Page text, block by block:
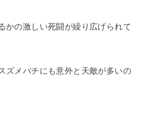
かの激しい死闘が繰り広げられて
ズメバチにも意外と天敵が多いの